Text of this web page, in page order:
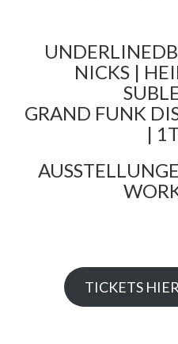
NICKS |
GRAND FUNK
|
TICKETS